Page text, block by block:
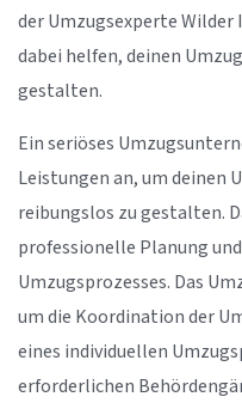
der Umzugsexperte Wilder
dabei helfen, deinen
gestalten.
Ein seriöses
Leistungen an, um deinen
reibungslos zu gestalten.
professionelle Planung
Umzugsprozesses. Das
um die Koordination der
eines individuellen
erforderlichen